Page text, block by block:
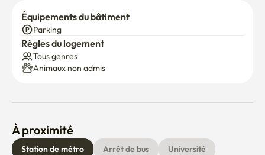
Équipements du bâtiment
Parking
Règles du logement
Tous genres
Animaux non admis
À proximité
Station de métro Arrêt de bus
Université